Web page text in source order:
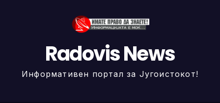
Radovis News
Информативен портал за Југоистокот!